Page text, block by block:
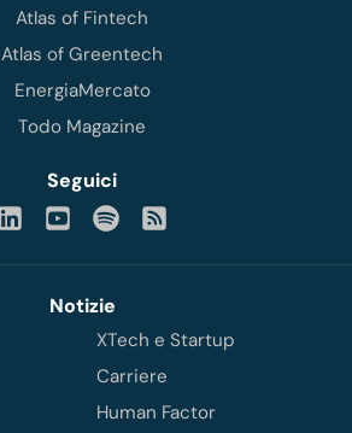
Atlas of Fintech
Atlas of Greentech
EnergiaMercato
Todo Magazine
Seguici
Notizie
XTech e Startup
Carriere
Human Factor